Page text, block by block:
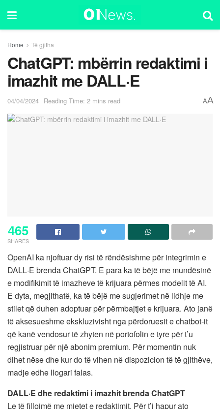
Home Të gjitha
ChatGPT: mbërrin redaktimi i
imazhit me DALL·E
04/04/2024 Reading Time: 2 mins read AA
465
SHARES
OpenAI ka njoftuar dy risi të rëndësishme për integrimin e
DALL·E brenda ChatGPT. E para ka të bëjë me mundësinë
e modifikimit të imazheve të krijuara përmes modelit të AI.
E dyta, megjithatë, ka të bëjë me sugjerimet në lidhje me
stilet që duhen adoptuar për përmbajtjet e krijuara. Ato janë
të aksesueshme ekskluzivisht nga përdoruesit e chatbot-it
që kanë vendosur të zhyten në portofolin e tyre për t’u
regjistruar për një abonim premium. Për momentin nuk
dihet nëse dhe kur do të vihen në dispozicion të të gjithëve,
madje edhe llogari falas.
DALL·E dhe redaktimi i imazhit brenda ChatGPT
Le të fillojmë me mjetet e redaktimit. Për t’i hapur ato